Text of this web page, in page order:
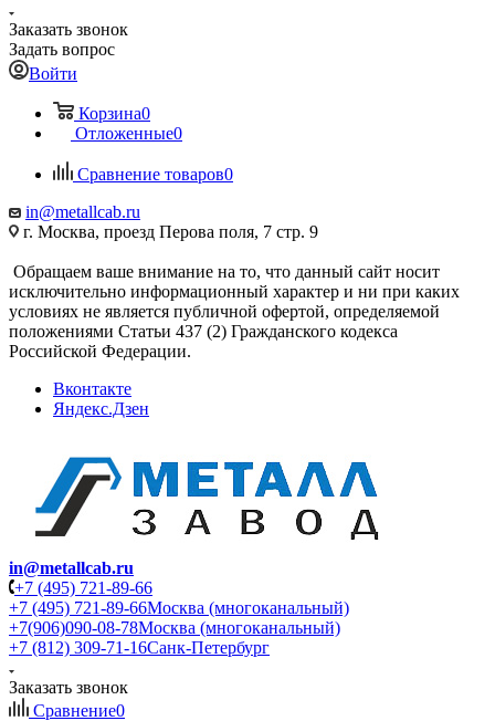
Заказать звонок
Задать вопрос
Войти
Корзина0
Отложенные0
Сравнение товаров0
in@metallcab.ru
г. Москва, проезд Перова поля, 7 стр. 9
Обращаем ваше внимание на то, что данный сайт носит
исключительно информационный характер и ни при каких
условиях не является публичной офертой, определяемой
положениями Статьи 437 (2) Гражданского кодекса
Российской Федерации.
Вконтакте
Яндекс.Дзен
in@metallcab.ru
+7 (495) 721-89-66
+7 (495) 721-89-66Москва (многоканальный)
+7(906)090-08-78Москва (многоканальный)
+7 (812) 309-71-16Санк-Петербург
Заказать звонок
Сравнение0